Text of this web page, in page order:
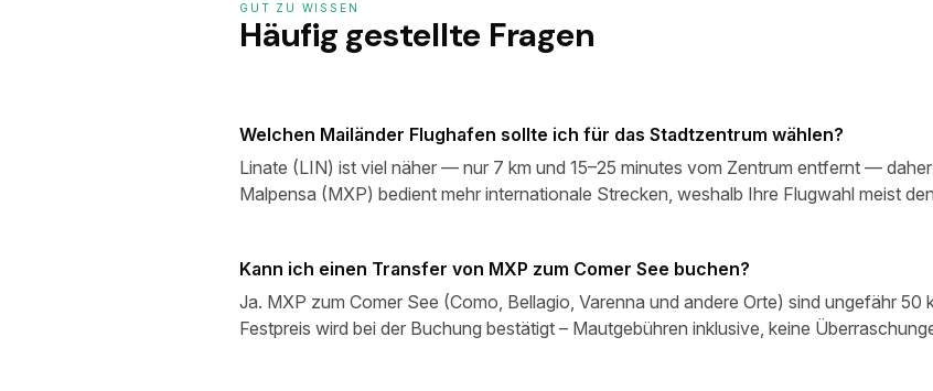
GUT ZU WISSEN
Häufig gestellte Fragen
Welchen Mailänder Flughafen sollte ich für das Stadtzentrum wählen?
Linate (LIN) ist viel näher — nur 7 km und 15–25 minutes vom Zentrum entfernt —
Malpensa (MXP) bedient mehr internationale Strecken, weshalb Ihre Flugwahl meist
Kann ich einen Transfer von MXP zum Comer See buchen?
Ja. MXP zum Comer See (Como, Bellagio, Varenna und andere Orte) sind ungefähr
Festpreis wird bei der Buchung bestätigt – Mautgebühren inklusive, keine